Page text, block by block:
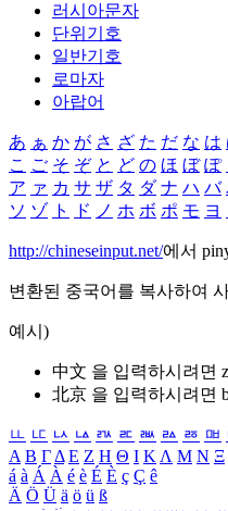
러시아문자
단위기호
일반기호
로마자
아랍어
あ ぁ か が さ ざ た だ な は
こ ご そ ぞ と ど の ほ ぼ ぽ
ア ァ カ サ ザ タ ダ ナ ハ バ
ソ ゾ ト ド ノ ホ ボ ポ モ ヨ
http://chineseinput.net/에서
변환된 중국어를 복사하여
예시)
中文 을 입력하시려면
北京 을 입력하시려면
ㅥ ㅦ ㅧ ㅨ ㅩ ㅪ ㅫ ㅬ ㅭ ㅮ
Α Β ΓΔ Ε Ζ Η Θ Ι ΚΛ Μ Ν Ξ
á à Á À é è É È ç Ç ê
Ä Ö Ü ä ö ü ß